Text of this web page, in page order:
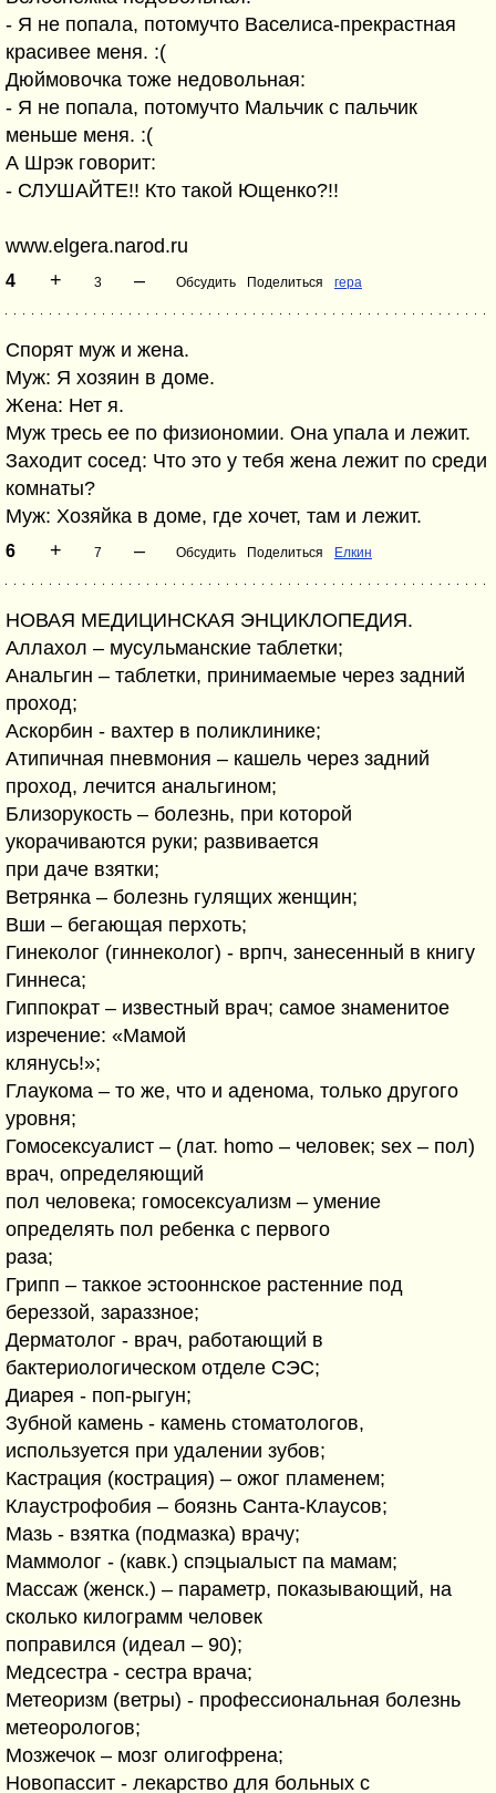
- Я не попала, потомучто Васелиса-прекрастная
красивее меня. :(
Дюймовочка тоже недовольная:
- Я не попала, потомучто Мальчик с пальчик
меньше меня. :(
А Шрэк говорит:
- СЛУШАЙТЕ!! Кто такой Ющенко?!!
www.elgera.narod.ru
4 + 3 – Обсудить Поделиться гера
Спорят муж и жена.
Муж: Я хозяин в доме.
Жена: Нет я.
Муж тресь ее по физиономии. Она упала и лежит.
Заходит сосед: Что это у тебя жена лежит по среди
комнаты?
Муж: Хозяйка в доме, где хочет, там и лежит.
6 + 7 – Обсудить Поделиться Елкин
НОВАЯ МЕДИЦИНСКАЯ ЭНЦИКЛОПЕДИЯ.
Аллахол – мусульманские таблетки;
Анальгин – таблетки, принимаемые через задний
проход;
Аскорбин - вахтер в поликлинике;
Атипичная пневмония – кашель через задний
проход, лечится анальгином;
Близорукость – болезнь, при которой
укорачиваются руки; развивается
при даче взятки;
Ветрянка – болезнь гулящих женщин;
Вши – бегающая перхоть;
Гинеколог (гиннеколог) - врпч, занесенный в книгу
Гиннеса;
Гиппократ – известный врач; самое знаменитое
изречение: «Мамой
клянусь!»;
Глаукома – то же, что и аденома, только другого
уровня;
Гомосексуалист – (лат. homo – человек; sex – пол)
врач, определяющий
пол человека; гомосексуализм – умение
определять пол ребенка с первого
раза;
Грипп – таккое эстооннское растенние под
береззой, зараззное;
Дерматолог - врач, работающий в
бактериологическом отделе СЭС;
Диарея - поп-рыгун;
Зубной камень - камень стоматологов,
используется при удалении зубов;
Кастрация (кострация) – ожог пламенем;
Клаустрофобия – боязнь Санта-Клаусов;
Мазь - взятка (подмазка) врачу;
Маммолог - (кавк.) спэцыалыст па мамам;
Массаж (женск.) – параметр, показывающий, на
сколько килограмм человек
поправился (идеал – 90);
Медсестра - сестра врача;
Метеоризм (ветры) - профессиональная болезнь
метеорологов;
Мозжечок – мозг олигофрена;
Новопассит - лекарство для больных с